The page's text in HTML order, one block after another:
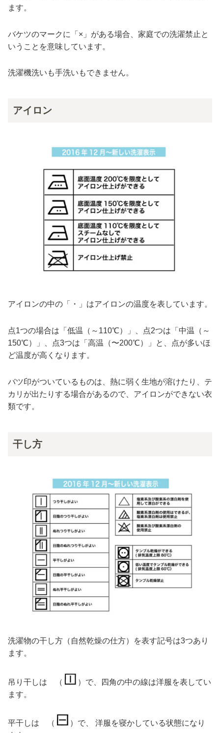
ます。
バケツのマークに「×」がある場合、家庭での洗濯禁止と
いうことを意味しています。
洗濯機洗いも手洗いもできません。
アイロン
アイロンの中の「・」はアイロンの温度を表しています。
点1つの場合は「低温（～110℃）」、点2つは「中温（～
150℃）」、点3つは「高温（〜200℃）」と、点が多いほ
ど温度が高くなります。
バツ印がついているものは、熱に弱く生地が溶けたり、テ
カリが出たりする場合があるので、アイロンができない衣
類です。
干し方
洗濯物の干し方（自然乾燥の仕方）を表す記号は3つあり
ます。
吊り干しは （
）で、四角の中の線は洋服を表してい
ます。
平干しは （
）で、 洋服を寝かしている状態になり